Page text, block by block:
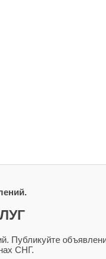
Публикуйте
СНГ.